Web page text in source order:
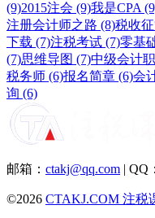
(9)2015注会 (9)我是CPA
注册会计师之路 (8)税收
下载 (7)注税考试 (7)零基
(7)思维导图 (7)中级会计
税务师 (6)报名简章 (6)会
询 (6)
邮箱： ctakj@qq.com | QQ
©2026 CTAKJ.COM 注税